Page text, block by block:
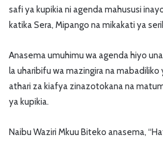
safi ya kupikia ni agenda mahususi
katika Sera, Mipango na mikakati ya
Anasema umuhimu wa agenda hiyo
la uharibifu wa mazingira na
athari za kiafya zinazotokana na
ya kupikia.
Naibu Waziri Mkuu Biteko anasema,